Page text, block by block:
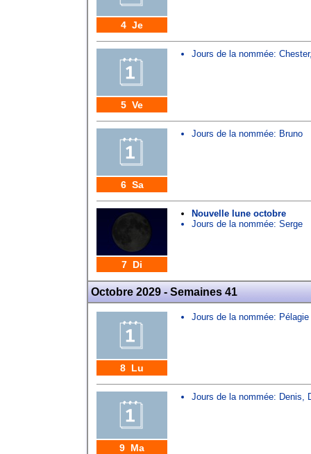
4 Je
5 Ve
Jours de la nommée: Chester
6 Sa
Jours de la nommée: Bruno
7 Di
Nouvelle lune octobre
Jours de la nommée: Serge
Octobre 2029 - Semaines 41
8 Lu
Jours de la nommée: Pélagie
9 Ma
Jours de la nommée: Denis,